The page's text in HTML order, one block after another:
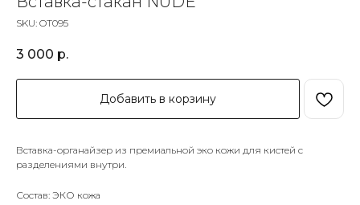
SKU: OT095
3 000 р.
Добавить в корзину
Вставка-органайзер из премиальной эко кожи для кистей с
разделениями внутри.
Состав: ЭКО кожа